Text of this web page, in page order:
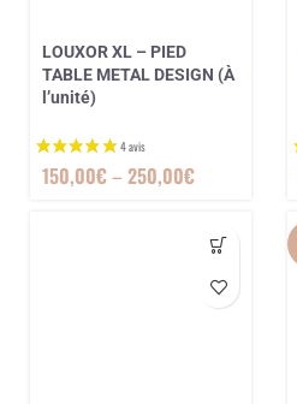
LOUXOR XL – PIED
TABLE METAL DESIGN (À
l’unité)
150,00€–250,00€